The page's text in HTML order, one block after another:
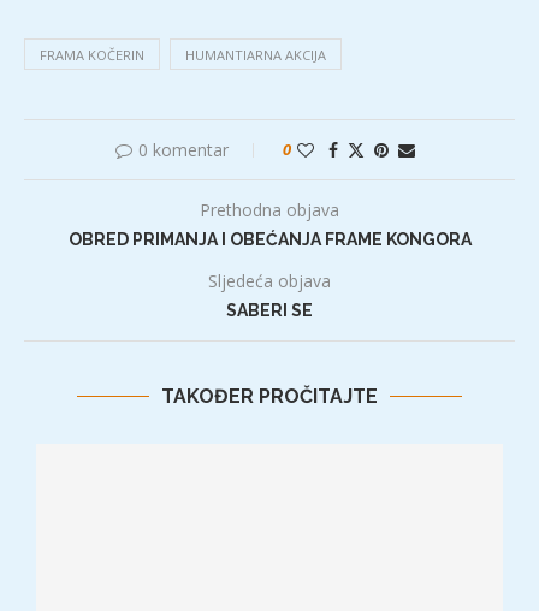
FRAMA KOČERIN HUMANTIARNA AKCIJA
0 komentar 0
Prethodna objava
OBRED PRIMANJA I OBEĆANJA FRAME KONGORA
Sljedeća objava
SABERI SE
TAKOĐER PROČITAJTE